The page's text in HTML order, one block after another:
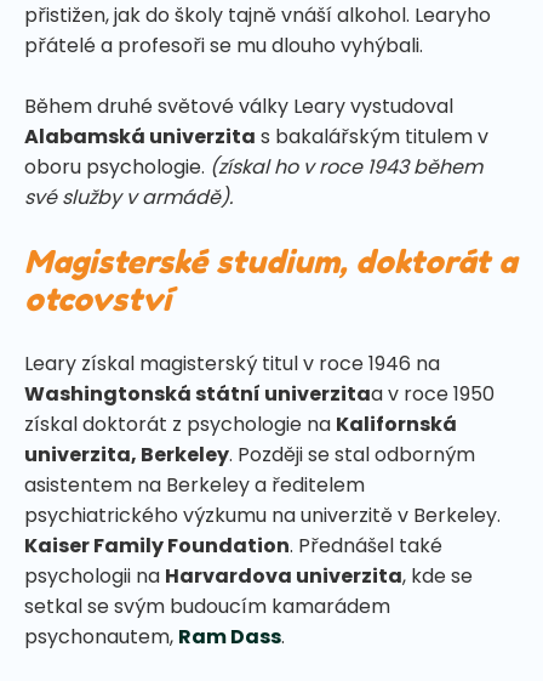
přistižen, jak do školy tajně vnáší alkohol. Learyho
přátelé a profesoři se mu dlouho vyhýbali.
Během druhé světové války Leary vystudoval
Alabamská univerzita s bakalářským titulem v
oboru psychologie. (získal ho v roce 1943 během
své služby v armádě).
Magisterské studium, doktorát a
otcovství
Leary získal magisterský titul v roce 1946 na
Washingtonská státní univerzitaa v roce 1950
získal doktorát z psychologie na Kalifornská
univerzita, Berkeley. Později se stal odborným
asistentem na Berkeley a ředitelem
psychiatrického výzkumu na univerzitě v Berkeley.
Kaiser Family Foundation. Přednášel také
psychologii na Harvardova univerzita, kde se
setkal se svým budoucím kamarádem
psychonautem, Ram Dass.